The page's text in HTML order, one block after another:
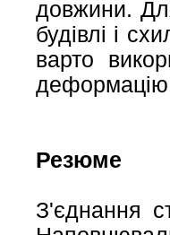
довжини.
будівлі і
варто
деформацію
Резюме
З'єднання